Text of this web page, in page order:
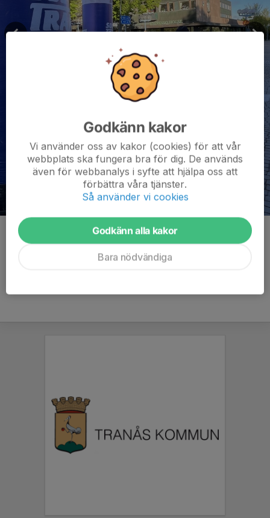
Kommentarer
Godkänn kakor
Vi använder oss av kakor (cookies) för att vår
webbplats ska fungera bra för dig. De används
även för webbanalys i syfte att hjälpa oss att
förbättra våra tjänster.
Så använder vi cookies
Godkänn alla kakor
Bara nödvändiga